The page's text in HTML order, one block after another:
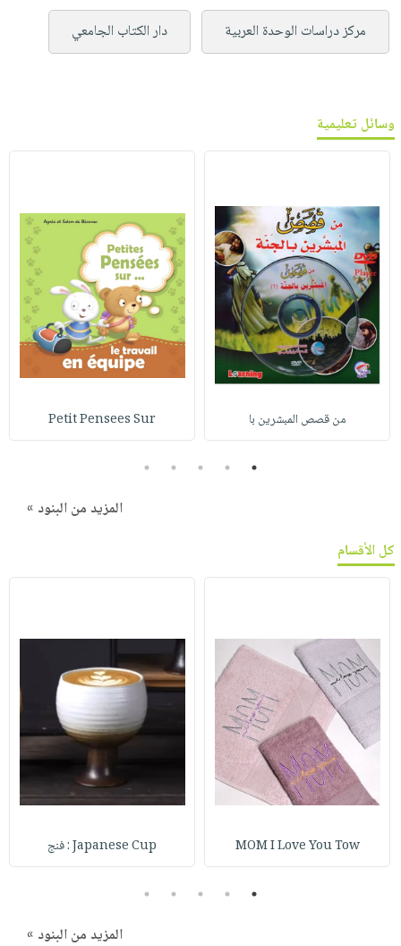
مركز دراسات الوحدة العربية دار الكتاب الجامعي
وسائل تعليمية
من قصص المبشرين با Petit Pensees Sur
1
2
3
4
5
المزيد من البنود »
كل الأقسام
MOM I Love You Tow Japanese Cup : فنج
1
2
3
4
5
المزيد من البنود »